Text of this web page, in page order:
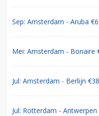
Sep: Amsterdam - Aruba
Mei: Amsterdam - Bonaire
Jul: Amsterdam - Berlijn €38
Jul: Rotterdam - Antwerpen